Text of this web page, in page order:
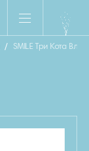
/ SMILE Три Кота